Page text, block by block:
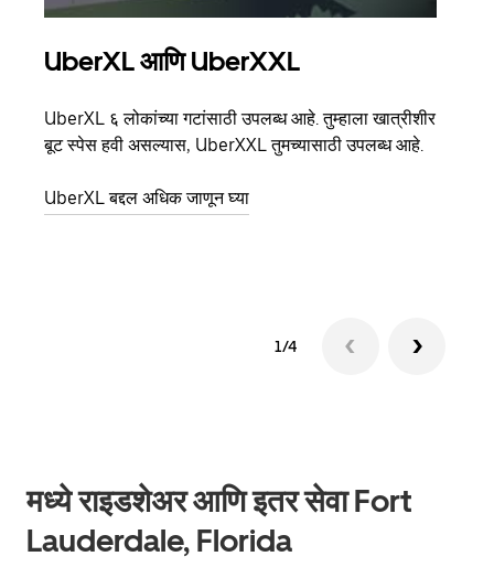
UberXL आणि UberXXL
UberXL ६ लोकांच्या गटांसाठी उपलब्ध आहे. तुम्हाला खात्रीशीर
बूट स्पेस हवी असल्यास, UberXXL तुमच्यासाठी उपलब्ध आहे.
UberXL बद्दल अधिक जाणून घ्या
1/4
मध्ये राइडशेअर आणि इतर सेवा Fort
Lauderdale, Florida